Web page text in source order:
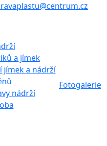
a jímek
jímek a nádrží
nádrží
Fotogalerie